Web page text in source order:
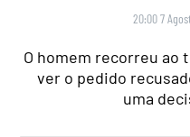
20:00 7
O homem recorreu ao
ver o pedido
uma